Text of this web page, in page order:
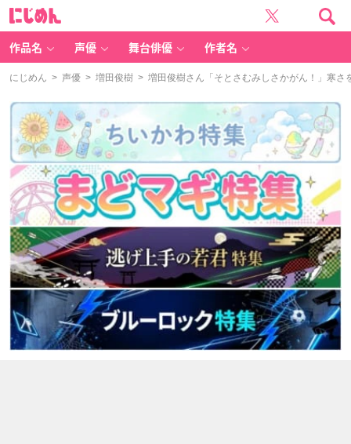
作品名 声優 舞台俳優 作者名
にじめん > 声優 > 増田俊樹 > 増田俊樹さん「そとさむみしさかがん！」寒